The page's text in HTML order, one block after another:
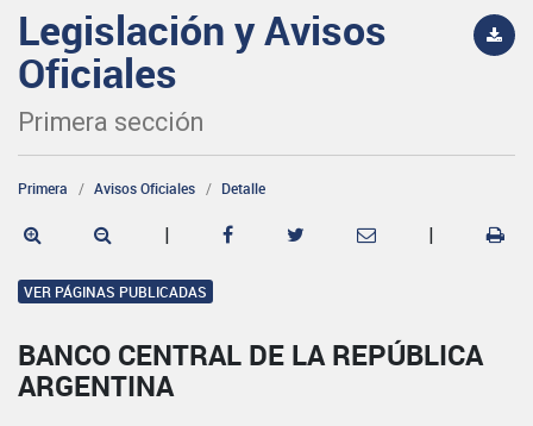
Legislación y Avisos
Oficiales
Primera sección
Primera Avisos Oficiales Detalle
| |
VER PÁGINAS PUBLICADAS
BANCO CENTRAL DE LA REPÚBLICA
ARGENTINA